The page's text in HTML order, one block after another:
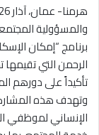
والمسؤولية
الرحمن التي
تأكيداً على دورهم
وتهدف هذه
الإنساني لموظفي